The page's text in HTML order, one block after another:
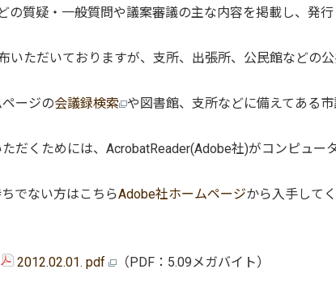
の質疑・一般質問や議案審議の主な内容を掲載し、発行
いただいておりますが、支所、出張所、公民館などの
ージの会議録検索 や図書館、支所などに備えてある
だくためには、AcrobatReader(Adobe社)がコンピュー
でない方はこちらAdobe社ホームページから入手して
2012.02.01. pdf （PDF：5.09メガバイト）